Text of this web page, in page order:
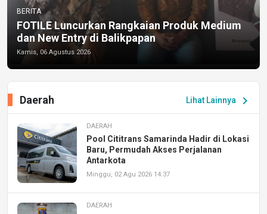
BERITA
FOTILE Luncurkan Rangkaian Produk Medium
dan New Entry di Balikpapan
Kamis, 06 Agustus 2026
Lihat Lainnya chevron_right
Daerah
DAERAH
Pool Cititrans Samarinda Hadir di Lokasi
Baru, Permudah Akses Perjalanan
Antarkota
Minggu, 02 Agu 2026 14:37
DAERAH